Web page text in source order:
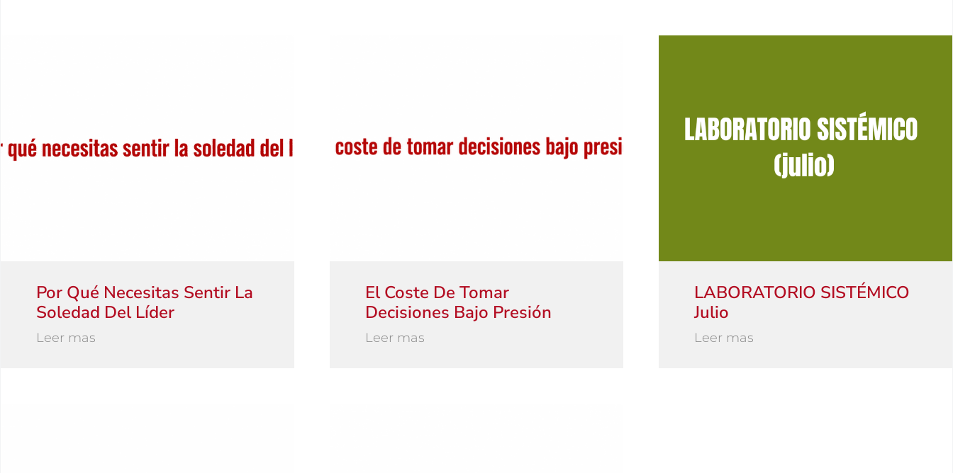
Por Qué Necesitas Sentir La
Soledad Del Líder
Leer mas
El Coste De Tomar
Decisiones Bajo Presión
Leer mas
LABORATORIO SISTÉMICO
Julio
Leer mas